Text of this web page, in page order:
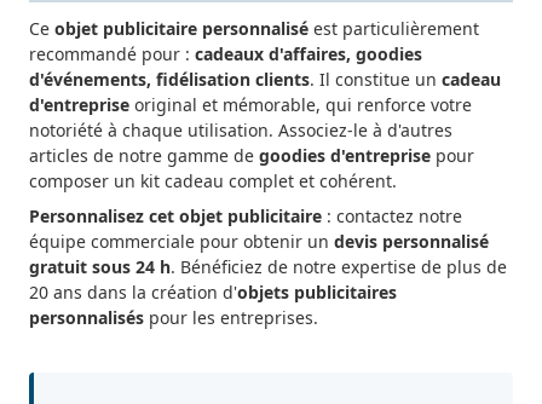
Ce objet publicitaire personnalisé est particulièrement
recommandé pour : cadeaux d'affaires, goodies
d'événements, fidélisation clients. Il constitue un cadeau
d'entreprise original et mémorable, qui renforce votre
notoriété à chaque utilisation. Associez-le à d'autres
articles de notre gamme de goodies d'entreprise pour
composer un kit cadeau complet et cohérent.
Personnalisez cet objet publicitaire : contactez notre
équipe commerciale pour obtenir un devis personnalisé
gratuit sous 24 h. Bénéficiez de notre expertise de plus de
20 ans dans la création d'objets publicitaires
personnalisés pour les entreprises.